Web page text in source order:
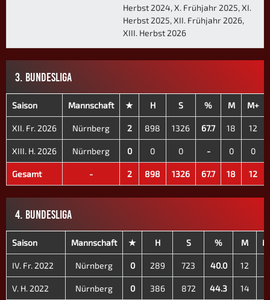
Herbst 2024, X. Frühjahr 2025, XI.
Herbst 2025, XII. Frühjahr 2026,
XIII. Herbst 2026
3. BUNDESLIGA
Saison Mannschaft ★ H S % M M+
XII. Fr. 2026 Nürnberg 2 898 1326 67.7 18 12
XIII. H. 2026 Nürnberg 0 0 0 - 0 0
Gesamt - 2 898 1326 67.7 18 12
4. BUNDESLIGA
Saison Mannschaft ★ H S % M
IV. Fr. 2022 Nürnberg 0 289 723 40.0 12
V. H. 2022 Nürnberg 0 386 872 44.3 14